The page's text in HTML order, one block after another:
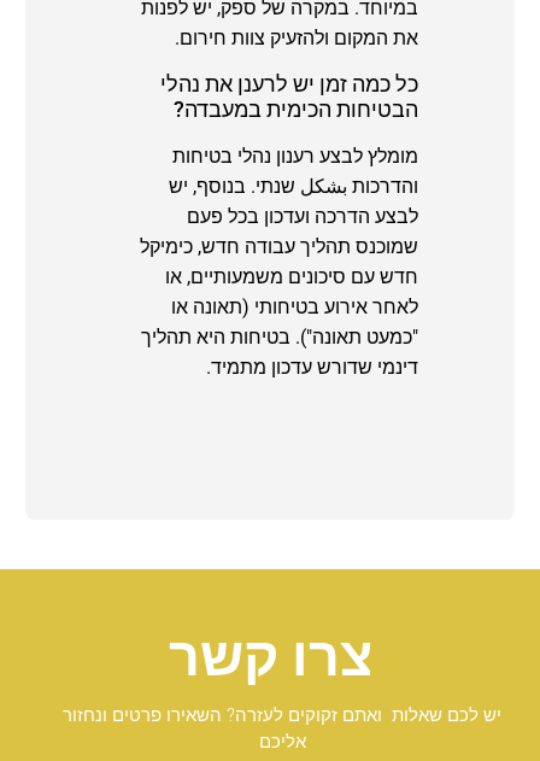
במיוחד. במקרה של ספק, יש לפנות
את המקום ולהזעיק צוות חירום.
כל כמה זמן יש לרענן את נהלי
הבטיחות הכימית במעבדה?
מומלץ לבצע רענון נהלי בטיחות
והדרכות بشكل שנתי. בנוסף, יש
לבצע הדרכה ועדכון בכל פעם
שמוכנס תהליך עבודה חדש, כימיקל
חדש עם סיכונים משמעותיים, או
לאחר אירוע בטיחותי (תאונה או
"כמעט תאונה"). בטיחות היא תהליך
דינמי שדורש עדכון מתמיד.
צרו קשר
יש לכם שאלות ואתם זקוקים לעזרה? השאירו פרטים ונחזור
אליכם